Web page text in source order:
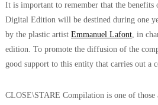
It is important to remember that the benefits
Digital Edition will be destined during one
by the plastic artist Emmanuel Lafont, in
edition. To promote the diffusion of the
good support to this entity that carries out a
CLOSE\STARE Compilation is one of those